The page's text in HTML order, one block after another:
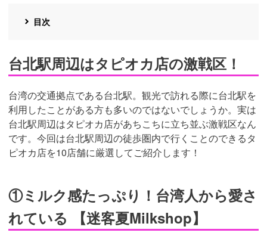
目次
台北駅周辺はタピオカ店の激戦区！
台湾の交通拠点である台北駅。観光で訪れる際に台北駅を
利用したことがある方も多いのではないでしょうか。実は
台北駅周辺はタピオカ店があちこちに立ち並ぶ激戦区なん
です。今回は台北駅周辺の徒歩圏内で行くことのできるタ
ピオカ店を10店舗に厳選してご紹介します！
①ミルク感たっぷり！台湾人から愛さ
れている 【迷客夏Milkshop】